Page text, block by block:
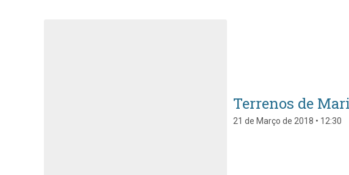
Terrenos de
21 de Março de 2018 • 12:30